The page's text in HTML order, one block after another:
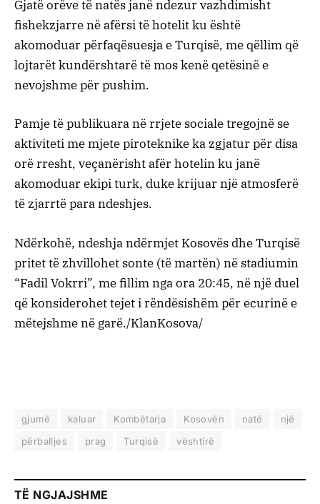
Gjatë orëve të natës janë ndezur vazhdimisht
fishekzjarre në afërsi të hotelit ku është
akomoduar përfaqësuesja e Turqisë, me qëllim që
lojtarët kundërshtarë të mos kenë qetësinë e
nevojshme për pushim.
Pamje të publikuara në rrjete sociale tregojnë se
aktiviteti me mjete piroteknike ka zgjatur për disa
orë rresht, veçanërisht afër hotelin ku janë
akomoduar ekipi turk, duke krijuar një atmosferë
të zjarrtë para ndeshjes.
Ndërkohë, ndeshja ndërmjet Kosovës dhe Turqisë
pritet të zhvillohet sonte (të martën) në stadiumin
“Fadil Vokrri”, me fillim nga ora 20:45, në një duel
që konsiderohet tejet i rëndësishëm për ecurinë e
mëtejshme në garë./KlanKosova/
gjumë kaluar Kombëtarja Kosovën natë
një
përballjes
prag Turqisë vështirë
TË NGJAJSHME